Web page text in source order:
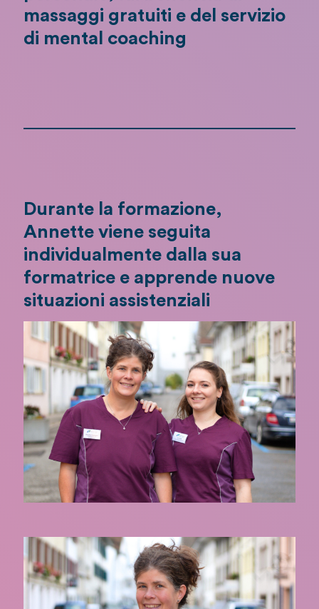
massaggi gratuiti e del servizio
di mental coaching
Durante la formazione,
Annette viene seguita
individualmente dalla sua
formatrice e apprende nuove
situazioni assistenziali